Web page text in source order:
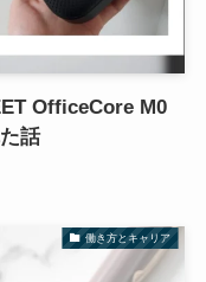
OfficeCore M0
話
働き方とキャリア